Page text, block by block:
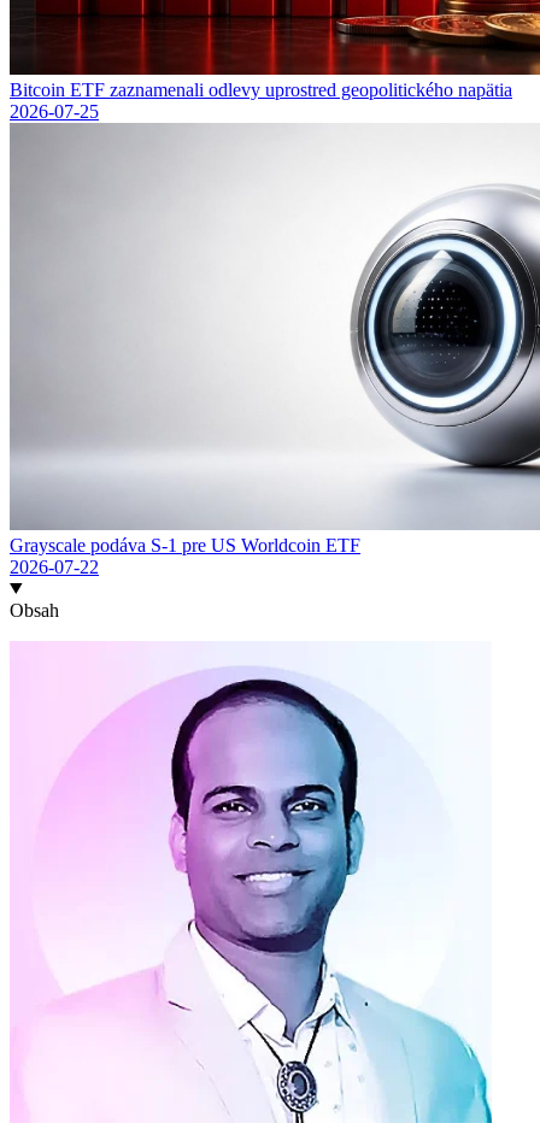
Bitcoin ETF zaznamenali odlevy uprostred geopolitického napätia
2026-07-25
Grayscale podáva S-1 pre US Worldcoin ETF
2026-07-22
Obsah